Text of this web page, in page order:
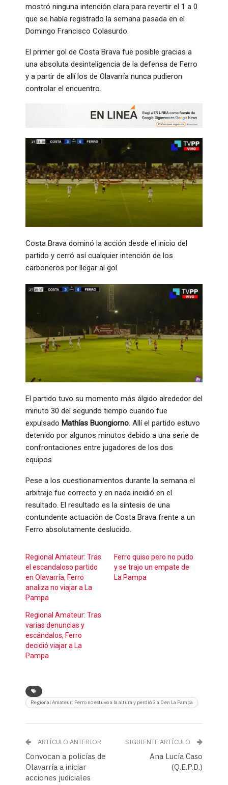
mostró ninguna intención clara para revertir el 1 a 0
que se había registrado la semana pasada en el
Domingo Francisco Colasurdo.
El primer gol de Costa Brava fue posible gracias a
una absoluta desinteligencia de la defensa de Ferro
y a partir de allí los de Olavarría nunca pudieron
controlar el encuentro.
Costa Brava dominó la acción desde el inicio del
partido y cerró así cualquier intención de los
carboneros por llegar al gol.
El partido tuvo su momento más álgido alrededor del
minuto 30 del segundo tiempo cuando fue
expulsado Mathías Buongiorno. Allí el partido estuvo
detenido por algunos minutos debido a una serie de
confrontaciones entre jugadores de los dos
equipos.
Pese a los cuestionamientos durante la semana el
arbitraje fue correcto y en nada incidió en el
resultado. El resultado es la síntesis de una
contundente actuación de Costa Brava frente a un
Ferro absolutamente deslucido.
Regional Amateur: Tras
el escandaloso partido
en Olavarría, Ferro
analiza no viajar a La
Pampa
Ferro quiso pero no pudo
y se trajo un empate de
La Pampa
Regional Amateur: Tras
varias denuncias y
escándalos, Ferro
decidió viajar a La
Pampa
Regional Amateur: Ferro no estuvo a la altura y perdió 3 a 0 en La Pampa
ARTÍCULO ANTERIOR
Convocan a policías de
Olavarría a iniciar
acciones judiciales
SIGUIENTE ARTÍCULO
Ana Lucía Caso
(Q.E.P.D.)